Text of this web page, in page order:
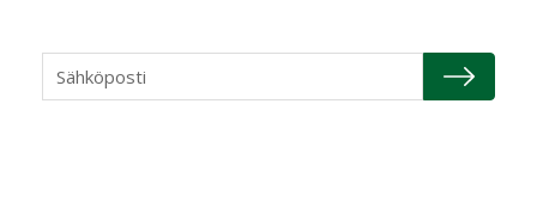
Kaivamattomat menetelmät